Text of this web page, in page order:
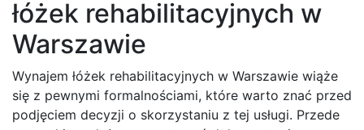
łóżek rehabilitacyjnych w
Warszawie
Wynajem łóżek rehabilitacyjnych w Warszawie wiąże
się z pewnymi formalnościami, które warto znać przed
podjęciem decyzji o skorzystaniu z tej usługi. Przede